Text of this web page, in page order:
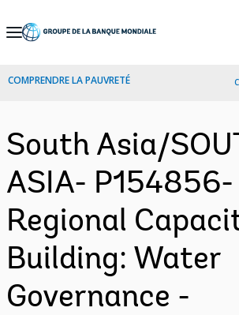
Skip
Navigation
COMPRENDRE LA PAUVRETÉ
South Asia/
ASIA- P154856-
Regional
Building: Water
Governance -